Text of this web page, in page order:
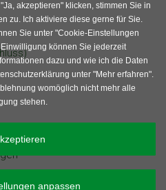
akzeptieren" klicken, stimmen Sie in
zu. Ich aktiviere diese gerne für Sie.
Sie unter "Cookie-Einstellungen
können Sie jederzeit
dazu und wie ich die Daten
unter "Mehr erfahren".
womöglich nicht mehr alle
stehen.
anpassen